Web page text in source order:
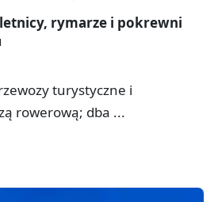
rymarze i pokrewni
turystyczne i
rowerową; dba ...